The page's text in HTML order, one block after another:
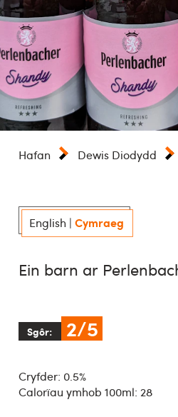
Hafan Dewis Diodydd
English | Cymraeg
Ein barn ar
Sgôr: 2/5
Cryfder: 0.5%
Calorïau ymhob 100ml: 28